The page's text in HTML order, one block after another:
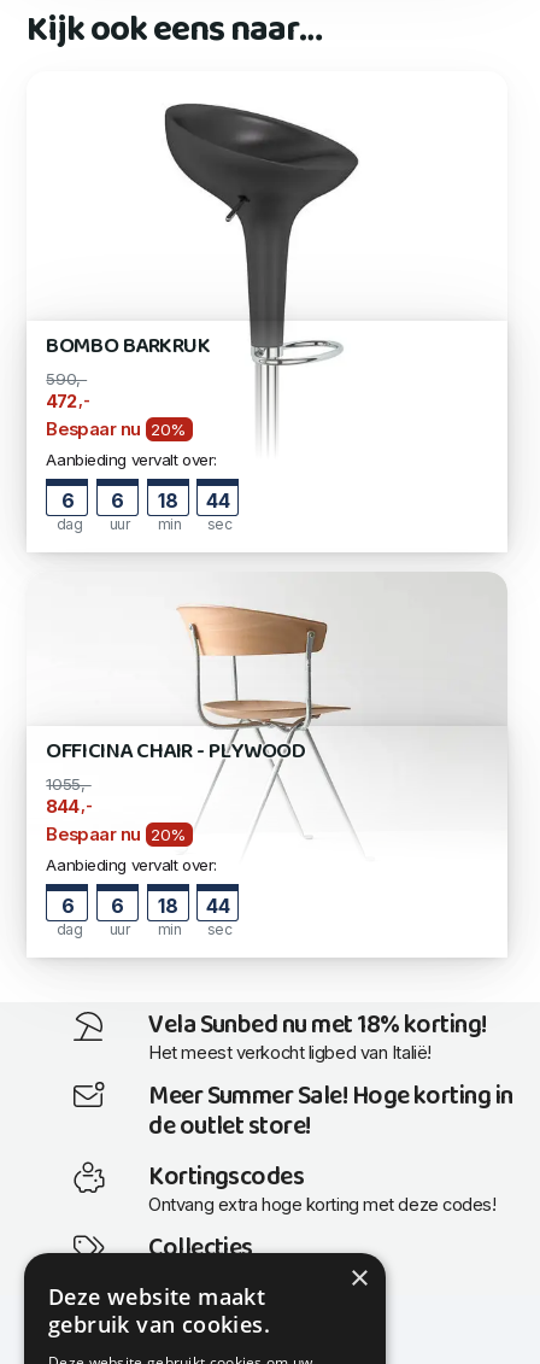
Kijk ook eens naar…
BOMBO BARKRUK
590,-
472 ,-
Bespaar nu
20%
Aanbieding vervalt over:
6
dag
6
uur
18
min
44
sec
OFFICINA CHAIR - PLYWOOD
1055,-
844 ,-
Bespaar nu
20%
Aanbieding vervalt over:
6
dag
6
uur
18
min
44
sec
Vela Sunbed nu met 18% korting!
Het meest verkocht ligbed van Italië!
Meer Summer Sale! Hoge korting in
de outlet store!
Kortingscodes
Ontvang extra hoge korting met deze codes!
Collecties
Actuele en populaire collecties
×
Deze website maakt
gebruik van cookies.